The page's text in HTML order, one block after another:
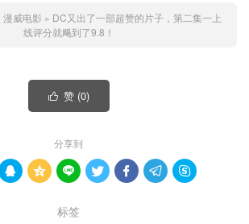
漫威电影 » DC又出了一部超赞的片子，第二集一上
线评分就飚到了9.8！
 赞 (0)
分享到
      
标签